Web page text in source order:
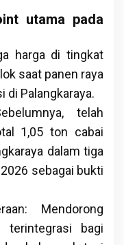
utama pada
harga di tingkat
saat panen raya
di Palangkaraya.
telah
1,05 ton cabai
dalam tiga
sebagai bukti
Mendorong
terintegrasi bagi